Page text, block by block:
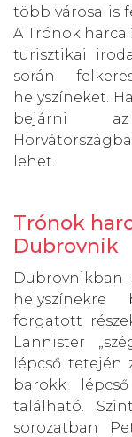
több városa is
A Trónok harca
turisztikai
során
helyszíneket.
bejárni az
lehet.
Trónok
Dubrovnik
Dubrovnikban
helyszínekre
forgatott
Lannister
lépcső tetején
barokk
található.
sorozatban